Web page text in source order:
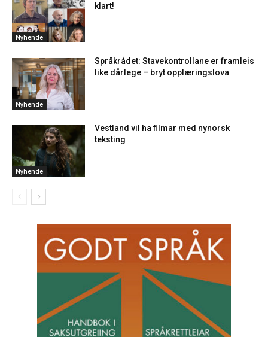
Nyhende
klart!
Nyhende
Språkrådet: Stavekontrollane er framleis
like dårlege – bryt opplæringslova
Nyhende
Vestland vil ha filmar med nynorsk
teksting